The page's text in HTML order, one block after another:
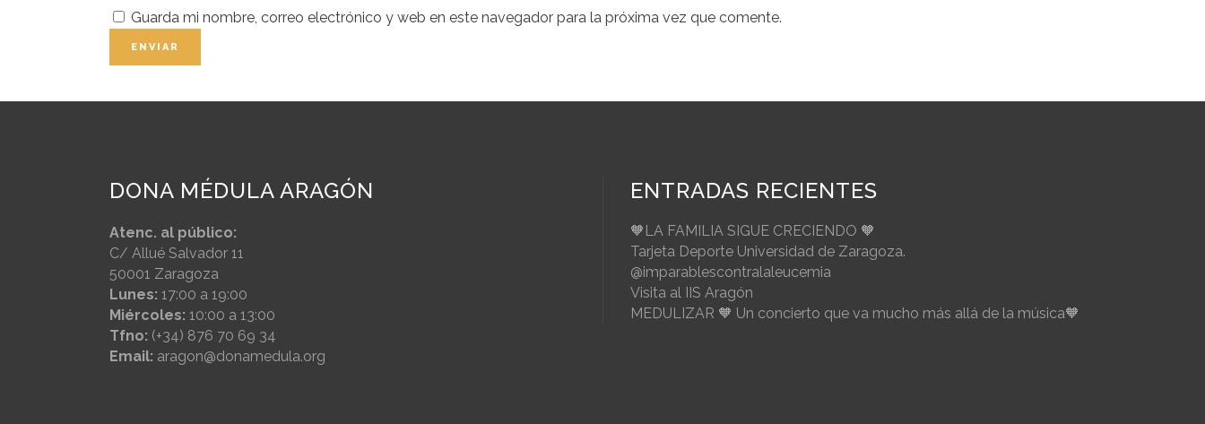
Guarda mi nombre, correo electrónico y web en este navegador para la próxima vez que comente.
DONA MÉDULA ARAGÓN
Atenc. al público:
C/ Allué Salvador 11
50001 Zaragoza
Lunes: 17:00 a 19:00
Miércoles: 10:00 a 13:00
Tfno: (+34) 876 70 69 34
Email: aragon@donamedula.org
ENTRADAS RECIENTES
🧡LA FAMILIA SIGUE CRECIENDO 🧡
Tarjeta Deporte Universidad de Zaragoza.
@imparablescontralaleucemia
Visita al IIS Aragón
MEDULIZAR 🧡 Un concierto que va mucho más allá de la música🧡